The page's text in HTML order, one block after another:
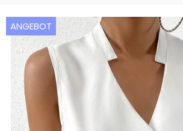
ANGEBOT